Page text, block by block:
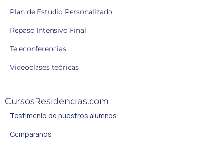
Plan de Estudio Personalizado
Repaso Intensivo Final
Teleconferencias
Videoclases teóricas
CursosResidencias.com
Testimonio de nuestros alumnos
Comparanos